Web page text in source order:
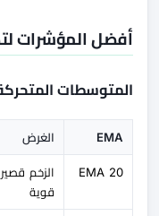
أفضل المؤشرات
المتوسطات
EMA الغرض
20 EMA
الزخم
قوية